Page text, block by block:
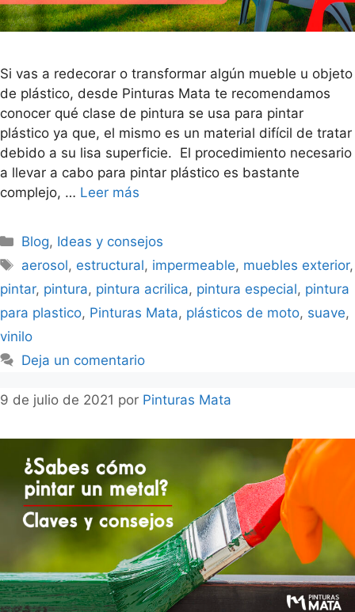
Si vas a redecorar o transformar algún mueble u objeto
de plástico, desde Pinturas Mata te recomendamos
conocer qué clase de pintura se usa para pintar
plástico ya que, el mismo es un material difícil de tratar
debido a su lisa superficie. El procedimiento necesario
a llevar a cabo para pintar plástico es bastante
complejo, … Leer más
Blog, Ideas y consejos
aerosol, estructural, impermeable, muebles exterior,
pintar, pintura, pintura acrilica, pintura especial, pintura
para plastico, Pinturas Mata, plásticos de moto, suave,
vinilo
Deja un comentario
9 de julio de 2021 por Pinturas Mata